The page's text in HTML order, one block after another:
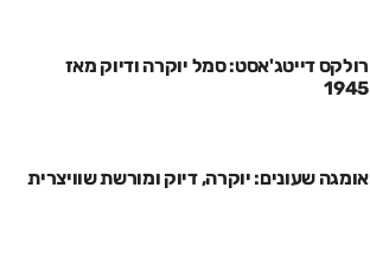
רולקס דייטג'אסט: סמל יוקרה ודיוק מאז
1945
אומגה שעונים: יוקרה, דיוק ומורשת שוויצרית